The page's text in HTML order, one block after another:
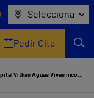
Selecciona
Pedir Cita
El Hospital Vithas Aguas Vivas incorpora la cirugía capilar a su cartera de servicios